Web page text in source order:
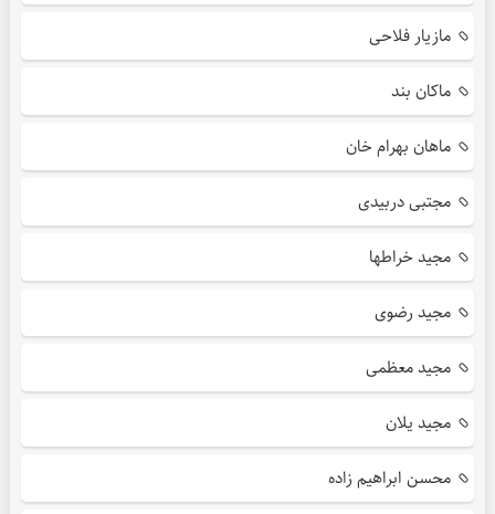
مازیار فلاحی
ماکان بند
ماهان بهرام خان
مجتبی دربیدی
مجید خراطها
مجید رضوی
مجید معظمی
مجید یلان
محسن ابراهیم زاده